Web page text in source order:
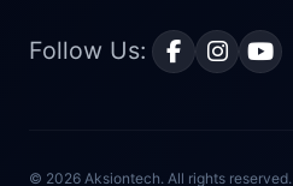
Follow Us:
© 2026 Aksiontech. All rights reserved.